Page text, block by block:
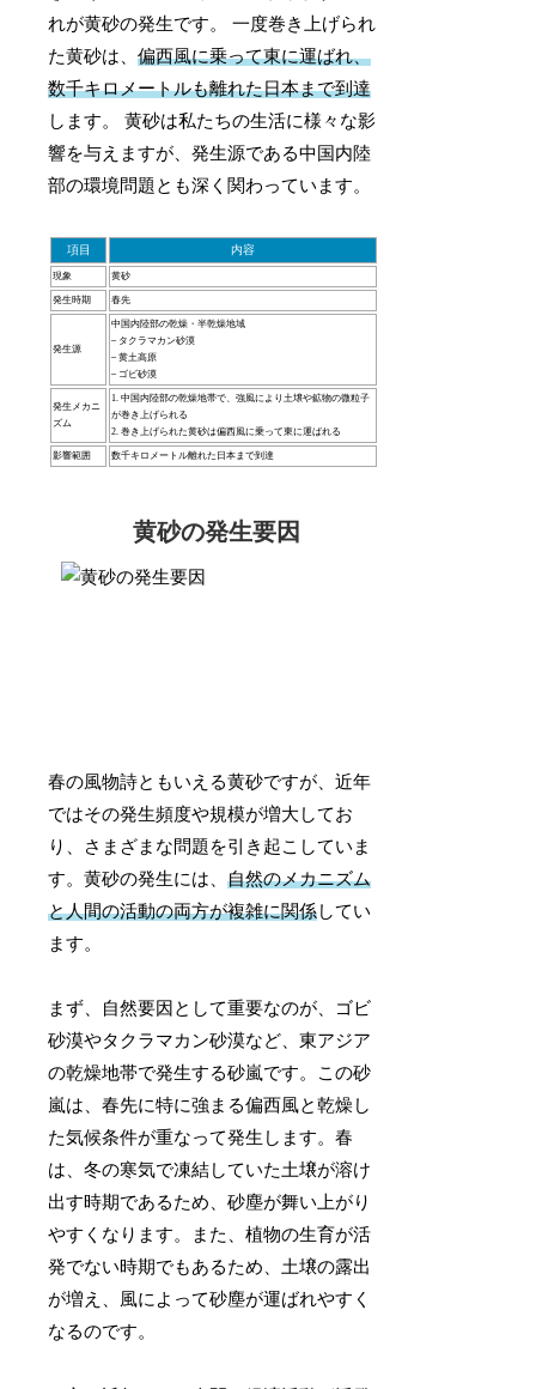
れが黄砂の発生です。 一度巻き上げられ
た黄砂は、偏西風に乗って東に運ばれ、
数千キロメートルも離れた日本まで到達
します。 黄砂は私たちの生活に様々な影
響を与えますが、発生源である中国内陸
部の環境問題とも深く関わっています。
項目 内容
現象 黄砂
発生時期 春先
発生源
中国内陸部の乾燥・半乾燥地域
– タクラマカン砂漠
– 黄土高原
– ゴビ砂漠
発生メカニ
ズム
1. 中国内陸部の乾燥地帯で、強風により土壌や鉱物の微粒子
が巻き上げられる
2. 巻き上げられた黄砂は偏西風に乗って東に運ばれる
影響範囲 数千キロメートル離れた日本まで到達
黄砂の発生要因
春の風物詩ともいえる黄砂ですが、近年
ではその発生頻度や規模が増大してお
り、さまざまな問題を引き起こしていま
す。黄砂の発生には、自然のメカニズム
と人間の活動の両方が複雑に関係してい
ます。
まず、自然要因として重要なのが、ゴビ
砂漠やタクラマカン砂漠など、東アジア
の乾燥地帯で発生する砂嵐です。この砂
嵐は、春先に特に強まる偏西風と乾燥し
た気候条件が重なって発生します。春
は、冬の寒気で凍結していた土壌が溶け
出す時期であるため、砂塵が舞い上がり
やすくなります。また、植物の生育が活
発でない時期でもあるため、土壌の露出
が増え、風によって砂塵が運ばれやすく
なるのです。